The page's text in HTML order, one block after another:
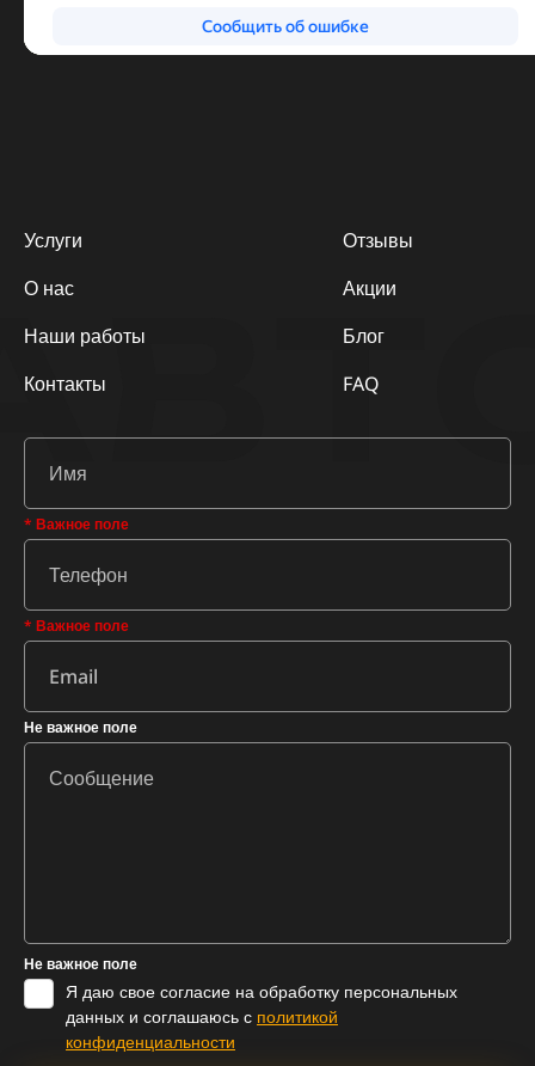
Услуги
О нас
Наши работы
Контакты
Отзывы
Акции
Блог
FAQ
* Важное поле
* Важное поле
Не важное поле
Не важное поле
Я даю свое согласие на обработку персональных
данных и соглашаюсь с политикой
конфиденциальности